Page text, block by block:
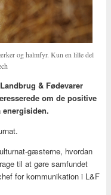
og halmfyr. Kun en lille del
& Fødevarer
om de positive
gæsterne, hvordan
til at gøre samfundet
for kommunikation i L&F